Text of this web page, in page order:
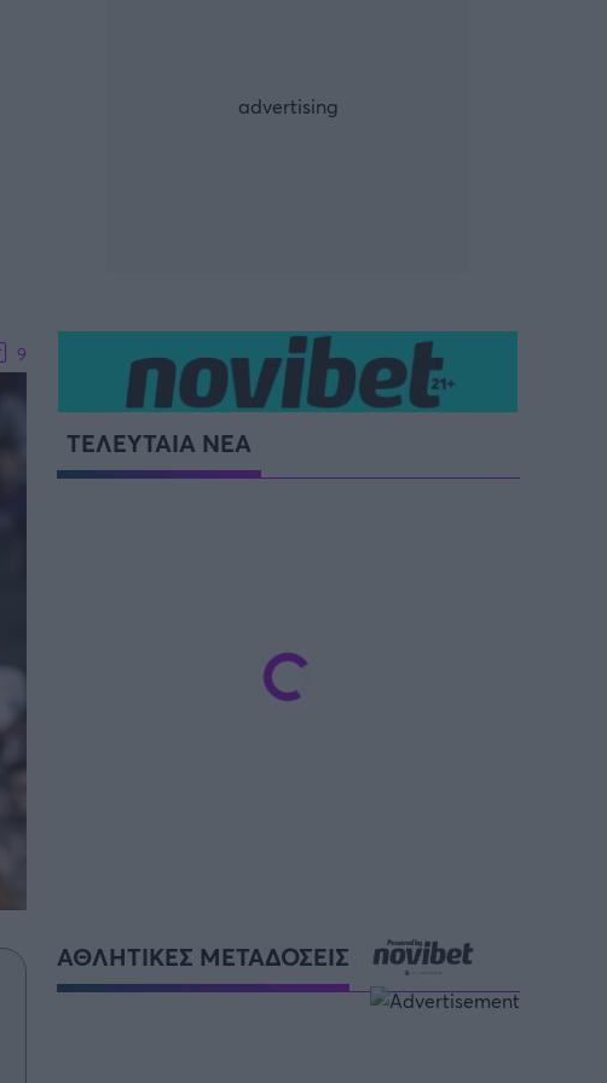
Προολυμπιακό Τουρνουά
Παγκόσμιο Κύπελλο
Προολυμπιακό τουρνουά
9
ΤΕΛΕΥΤΑΙΑ ΝΕΑ
ΑΘΛΗΤΙΚΕΣ ΜΕΤΑΔΟΣΕΙΣ